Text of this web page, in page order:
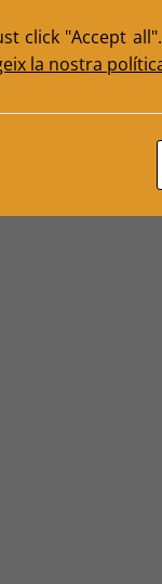
click "Accept
la nostra